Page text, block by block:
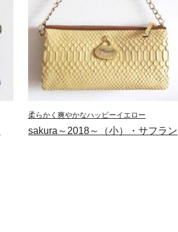
柔らかく爽やかなハッピーイエロー
sakura～2018～（小）・サフラン